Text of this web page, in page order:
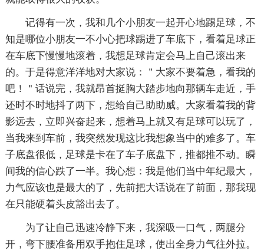
记得有一次，我和几个小朋友一起开心地踢足球，不
知是哪位小朋友一不小心把球踢进了车底下，看着足球正
在车底下慢慢地滚着，我想足球肯定会马上自己滚出来
的。于是得意洋洋地对大家说：＂大家不要着急，看我的
吧！＂话说完，我就昂首挺胸大踏步地向那辆车走近，手
还时不时地抖了两下，想给自己助助威。大家看着我的背
影远去，立即兴奋起来，想着马上就又有足球可以玩了，
当我来到车前，我突然发现这比我想象当中的难多了。车
子底盘很低，足球是卡在了车子底盘下，推都推不动。瞬
间我的信心跌了一半。我心想：我是他们当中年纪最大，
力气应该也是最大的了，先前把大话说在了前面，那我现
在只能硬着头皮豁出去了。
为了让自己迅速冷静下来，我深吸一口气，两腿分
开，弯下腰准备用双手抱住足球，使出全身力气往外拉。